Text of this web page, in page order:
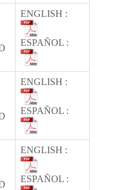
ENGLISH :
ESPAÑOL :
ENGLISH :
ESPAÑOL :
ENGLISH :
ESPAÑOL :